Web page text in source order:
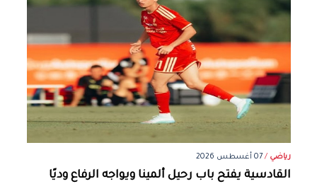
رياضي /07 أغسطس 2026
القادسية يفتح باب رحيل ألمينا ويواجه الرفاع وديًا